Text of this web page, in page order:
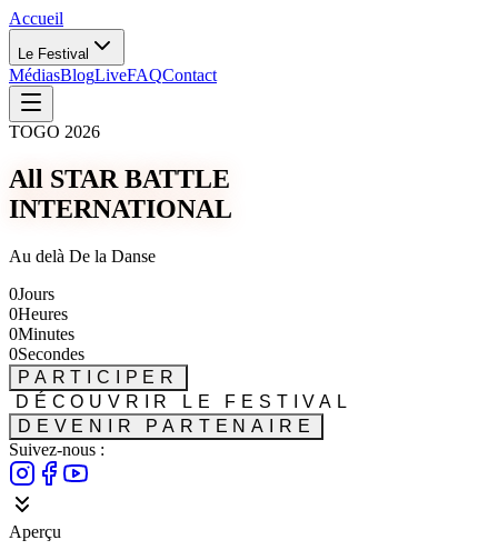
Accueil
Le Festival
MédiasBlogLiveFAQContact
TOGO 2026
All STAR BATTLE
INTERNATIONAL
Au delà De la Danse
0Jours
0Heures
0Minutes
0Secondes
PARTICIPER
DÉCOUVRIR LE FESTIVAL
DEVENIR PARTENAIRE
Suivez-nous :
Aperçu